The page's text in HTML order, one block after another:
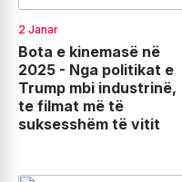
2 Janar
Bota e kinemasë në
2025 - Nga politikat e
Trump mbi industrinë,
te filmat më të
suksesshëm të vitit